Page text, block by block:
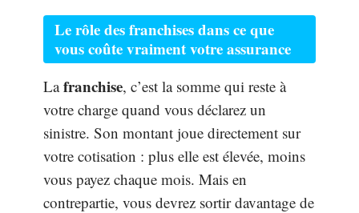
Le rôle des franchises dans ce que
vous coûte vraiment votre assurance
Lafranchise, c’est la somme qui reste à
votre charge quand vous déclarez un
sinistre. Son montant joue directement sur
votre cotisation : plus elle est élevée, moins
vous payez chaque mois. Mais en
contrepartie, vous devrez sortir davantage de